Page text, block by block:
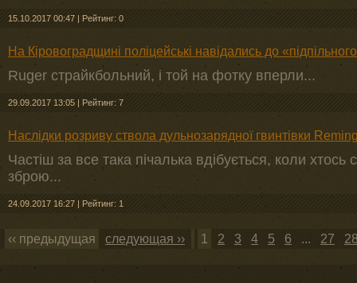
15.10.2017 00:47 | Рейтинг: 0
На Кіровоградщині поліцейські навідались до
Ruger страйкбольний, і той на фотку вперли...
29.09.2017 13:05 | Рейтинг: 7
Наслідки розриву ствола дульнозарядної гвинтівки
Частіш за все така пічалька вдібується, коли
зброю...
24.09.2017 16:27 | Рейтинг: 1
‹‹ предыдущая следующая ›› 1 2 3 4 5 6 ... 27